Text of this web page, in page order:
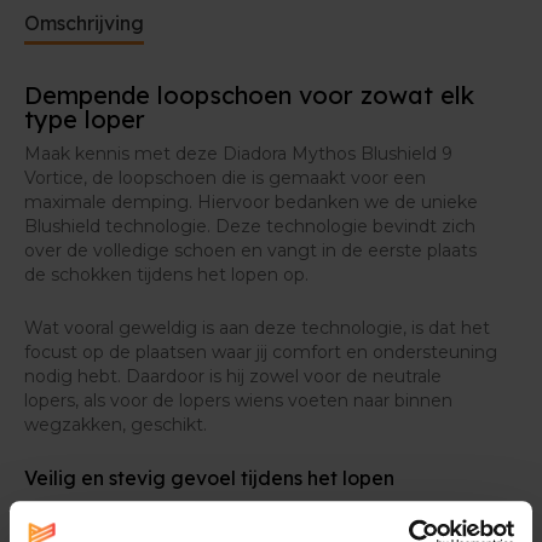
Omschrijving
Dempende loopschoen voor zowat elk
type loper
Maak kennis met deze Diadora Mythos Blushield 9
Vortice, de loopschoen die is gemaakt voor een
maximale demping. Hiervoor bedanken we de unieke
Blushield technologie. Deze technologie bevindt zich
over de volledige schoen en vangt in de eerste plaats
de schokken tijdens het lopen op.
Wat vooral geweldig is aan deze technologie, is dat het
focust op de plaatsen waar jij comfort en ondersteuning
nodig hebt. Daardoor is hij zowel voor de neutrale
lopers, als voor de lopers wiens voeten naar binnen
wegzakken, geschikt.
Veilig en stevig gevoel tijdens het lopen
maar dat is niet zijn enige troef. Ook houdt het je